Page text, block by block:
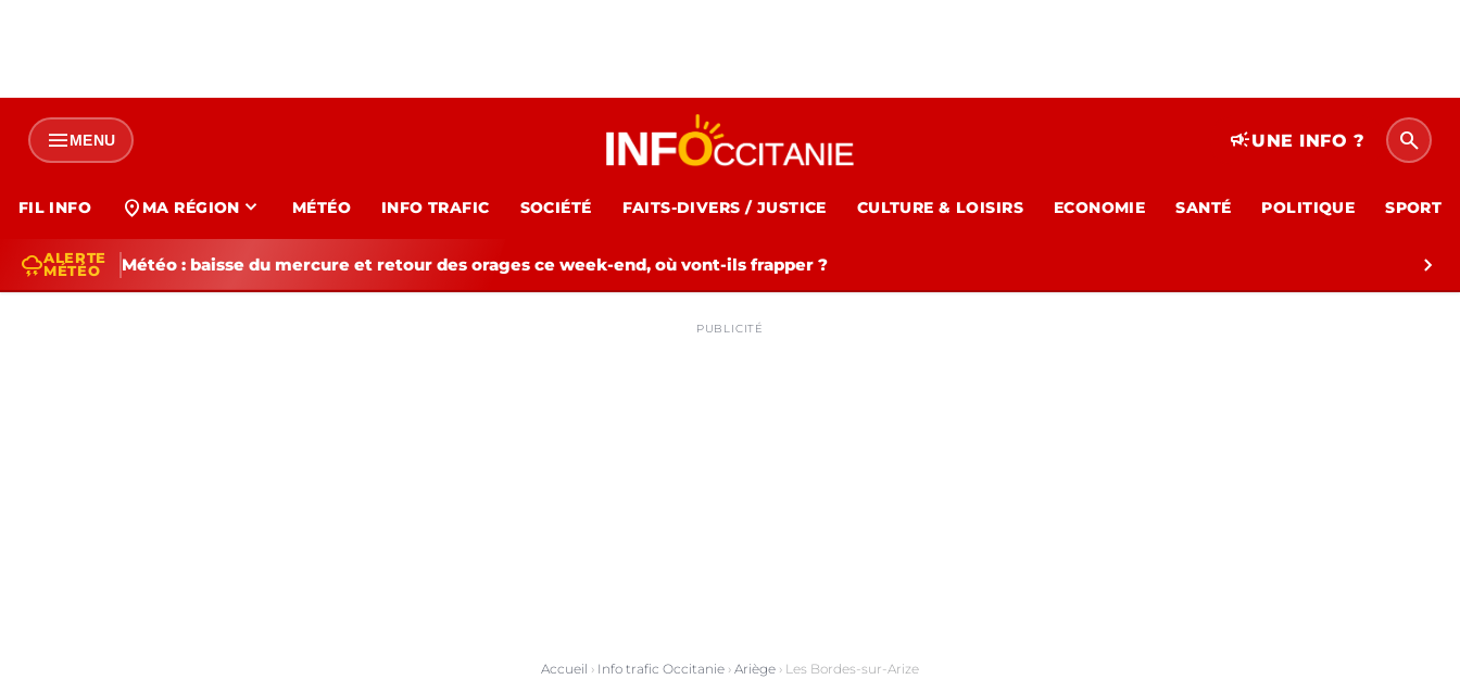
menuMENU campaignUNE INFO ? search
FIL INFO location_on MA RÉGION expand_more MÉTÉO INFO TRAFIC SOCIÉTÉ FAITS-DIVERS / JUSTICE CULTURE & LOISIRS ECONOMIE SANTÉ POLITIQUE SPORT
thunderstormALERTE
MÉTÉO
Météo : baisse du mercure et retour des orages ce week-end, où vont-ils frapper ? chevron_right
PUBLICITÉ
Accueil › Info trafic Occitanie › Ariège › Les Bordes-sur-Arize